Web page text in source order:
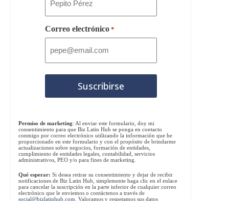
Correo electrónico *
Permiso de marketing: Al enviar este formulario, doy mi
consentimiento para que Biz Latin Hub se ponga en contacto
conmigo por correo electrónico utilizando la información que he
proporcionado en este formulario y con el propósito de brindarme
actualizaciones sobre negocios, formación de entidades,
cumplimiento de entidades legales, contabilidad, servicios
administrativos, PEO y/o para fines de marketing.
Qué esperar: Si desea retirar su consentimiento y dejar de recibir
notificaciones de Biz Latin Hub, simplemente haga clic en el enlace
para cancelar la suscripción en la parte inferior de cualquier correo
electrónico que le enviemos o contáctenos a través de
social@bizlatinhub.com . Valoramos y respetamos sus datos